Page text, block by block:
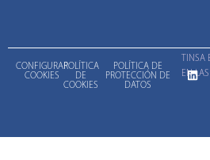
CONFIGURAR
COOKIES
POLÍTICA
DE
COOKIES
POLÍTICA DE
PROTECCIÓN DE
DATOS
TINSA
EN